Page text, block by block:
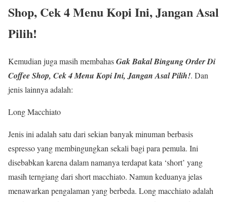
Shop, Cek 4 Menu Kopi Ini, Jangan Asal
Pilih!
Kemudian juga masih membahasGak Bakal Bingung Order Di
Coffee Shop, Cek 4 Menu Kopi Ini, Jangan Asal Pilih!. Dan
jenis lainnya adalah:
Long Macchiato
Jenis ini adalah satu dari sekian banyak minuman berbasis
espresso yang membingungkan sekali bagi para pemula. Ini
disebabkan karena dalam namanya terdapat kata ‘short’ yang
masih terngiang dari short macchiato. Namun keduanya jelas
menawarkan pengalaman yang berbeda. Long macchiato adalah